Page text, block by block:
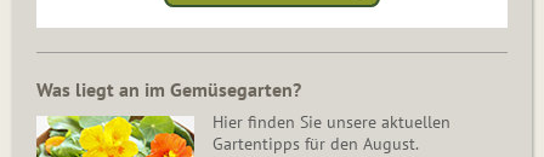
Was liegt an im Gemüsegarten?
Hier finden Sie unsere aktuellen
Gartentipps für den August.